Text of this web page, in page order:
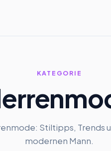
KATEGORIE
Stiltipps, Trends
modernen Mann.